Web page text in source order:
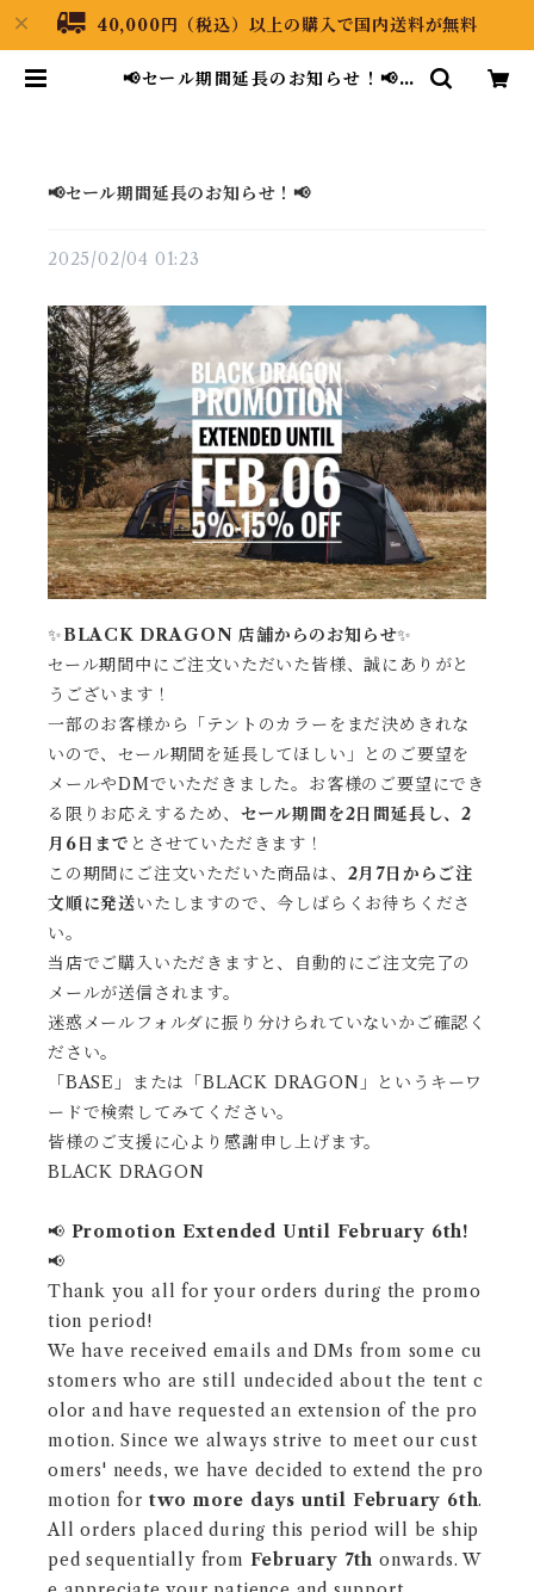
40,000円（税込）以上の購入で国内送料が無料
📢セール期間延長のお知らせ！📢 |
📢セール期間延長のお知らせ！📢
2025/02/04 01:23
✨BLACK DRAGON 店舗からのお知らせ✨
セール期間中にご注文いただいた皆様、誠にありがと
うございます！
一部のお客様から「テントのカラーをまだ決めきれな
いので、セール期間を延長してほしい」とのご要望を
メールやDMでいただきました。お客様のご要望にでき
る限りお応えするため、 セール期間を2日間延長し、2
月6日まで とさせていただきます！
この期間にご注文いただいた商品は、 2月7日からご注
文順に発送いたしますので、今しばらくお待ちくださ
い。
当店でご購入いただきますと、自動的にご注文完了の
メールが送信されます。
迷惑メールフォルダに振り分けられていないかご確認く
ださい。
「BASE」または「BLACK DRAGON」というキーワ
ードで検索してみてください。
皆様のご支援に心より感謝申し上げます。
BLACK DRAGON
📢 Promotion Extended Until February 6th!
📢
Thank you all for your orders during the promo
tion period!
We have received emails and DMs from some cu
stomers who are still undecided about the tent c
olor and have requested an extension of the pro
motion. Since we always strive to meet our cust
omers' needs, we have decided to extend the pro
motion for two more days until February 6th.
All orders placed during this period will be ship
ped sequentially from February 7th onwards. W